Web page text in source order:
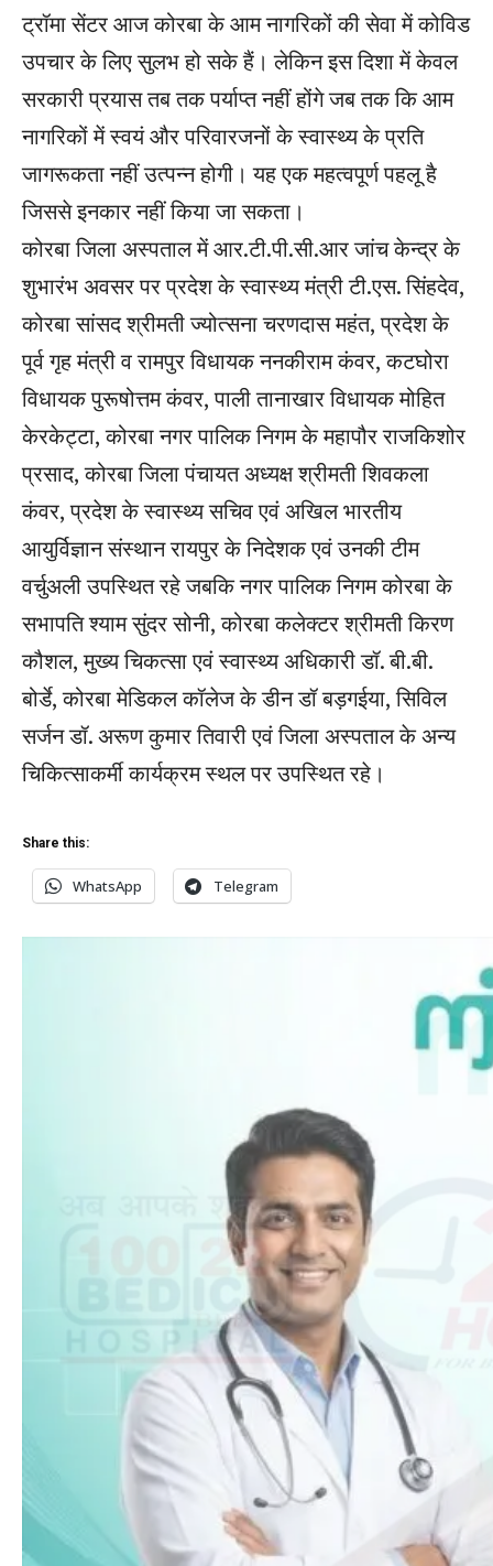
ट्रॉमा सेंटर आज कोरबा के आम नागरिकों की सेवा में कोविड
उपचार के लिए सुलभ हो सके हैं। लेकिन इस दिशा में केवल
सरकारी प्रयास तब तक पर्याप्त नहीं होंगे जब तक कि आम
नागरिकों में स्वयं और परिवारजनों के स्वास्थ्य के प्रति
जागरूकता नहीं उत्पन्न होगी। यह एक महत्वपूर्ण पहलू है
जिससे इनकार नहीं किया जा सकता।
कोरबा जिला अस्पताल में आर.टी.पी.सी.आर जांच केन्द्र के
शुभारंभ अवसर पर प्रदेश के स्वास्थ्य मंत्री टी.एस. सिंहदेव,
कोरबा सांसद श्रीमती ज्योत्सना चरणदास महंत, प्रदेश के
पूर्व गृह मंत्री व रामपुर विधायक ननकीराम कंवर, कटघोरा
विधायक पुरूषोत्तम कंवर, पाली तानाखार विधायक मोहित
केरकेट्टा, कोरबा नगर पालिक निगम के महापौर राजकिशोर
प्रसाद, कोरबा जिला पंचायत अध्यक्ष श्रीमती शिवकला
कंवर, प्रदेश के स्वास्थ्य सचिव एवं अखिल भारतीय
आयुर्विज्ञान संस्थान रायपुर के निदेशक एवं उनकी टीम
वर्चुअली उपस्थित रहे जबकि नगर पालिक निगम कोरबा के
सभापति श्याम सुंदर सोनी, कोरबा कलेक्टर श्रीमती किरण
कौशल, मुख्य चिकत्सा एवं स्वास्थ्य अधिकारी डॉ. बी.बी.
बोर्डे, कोरबा मेडिकल कॉलेज के डीन डॉ बड़गईया, सिविल
सर्जन डॉ. अरूण कुमार तिवारी एवं जिला अस्पताल के अन्य
चिकित्साकर्मी कार्यक्रम स्थल पर उपस्थित रहे।
Share this:
WhatsApp Telegram